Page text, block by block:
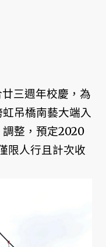
三週年校慶，為
吊橋南藝大端入
調整，預定2020
限人行且計次收